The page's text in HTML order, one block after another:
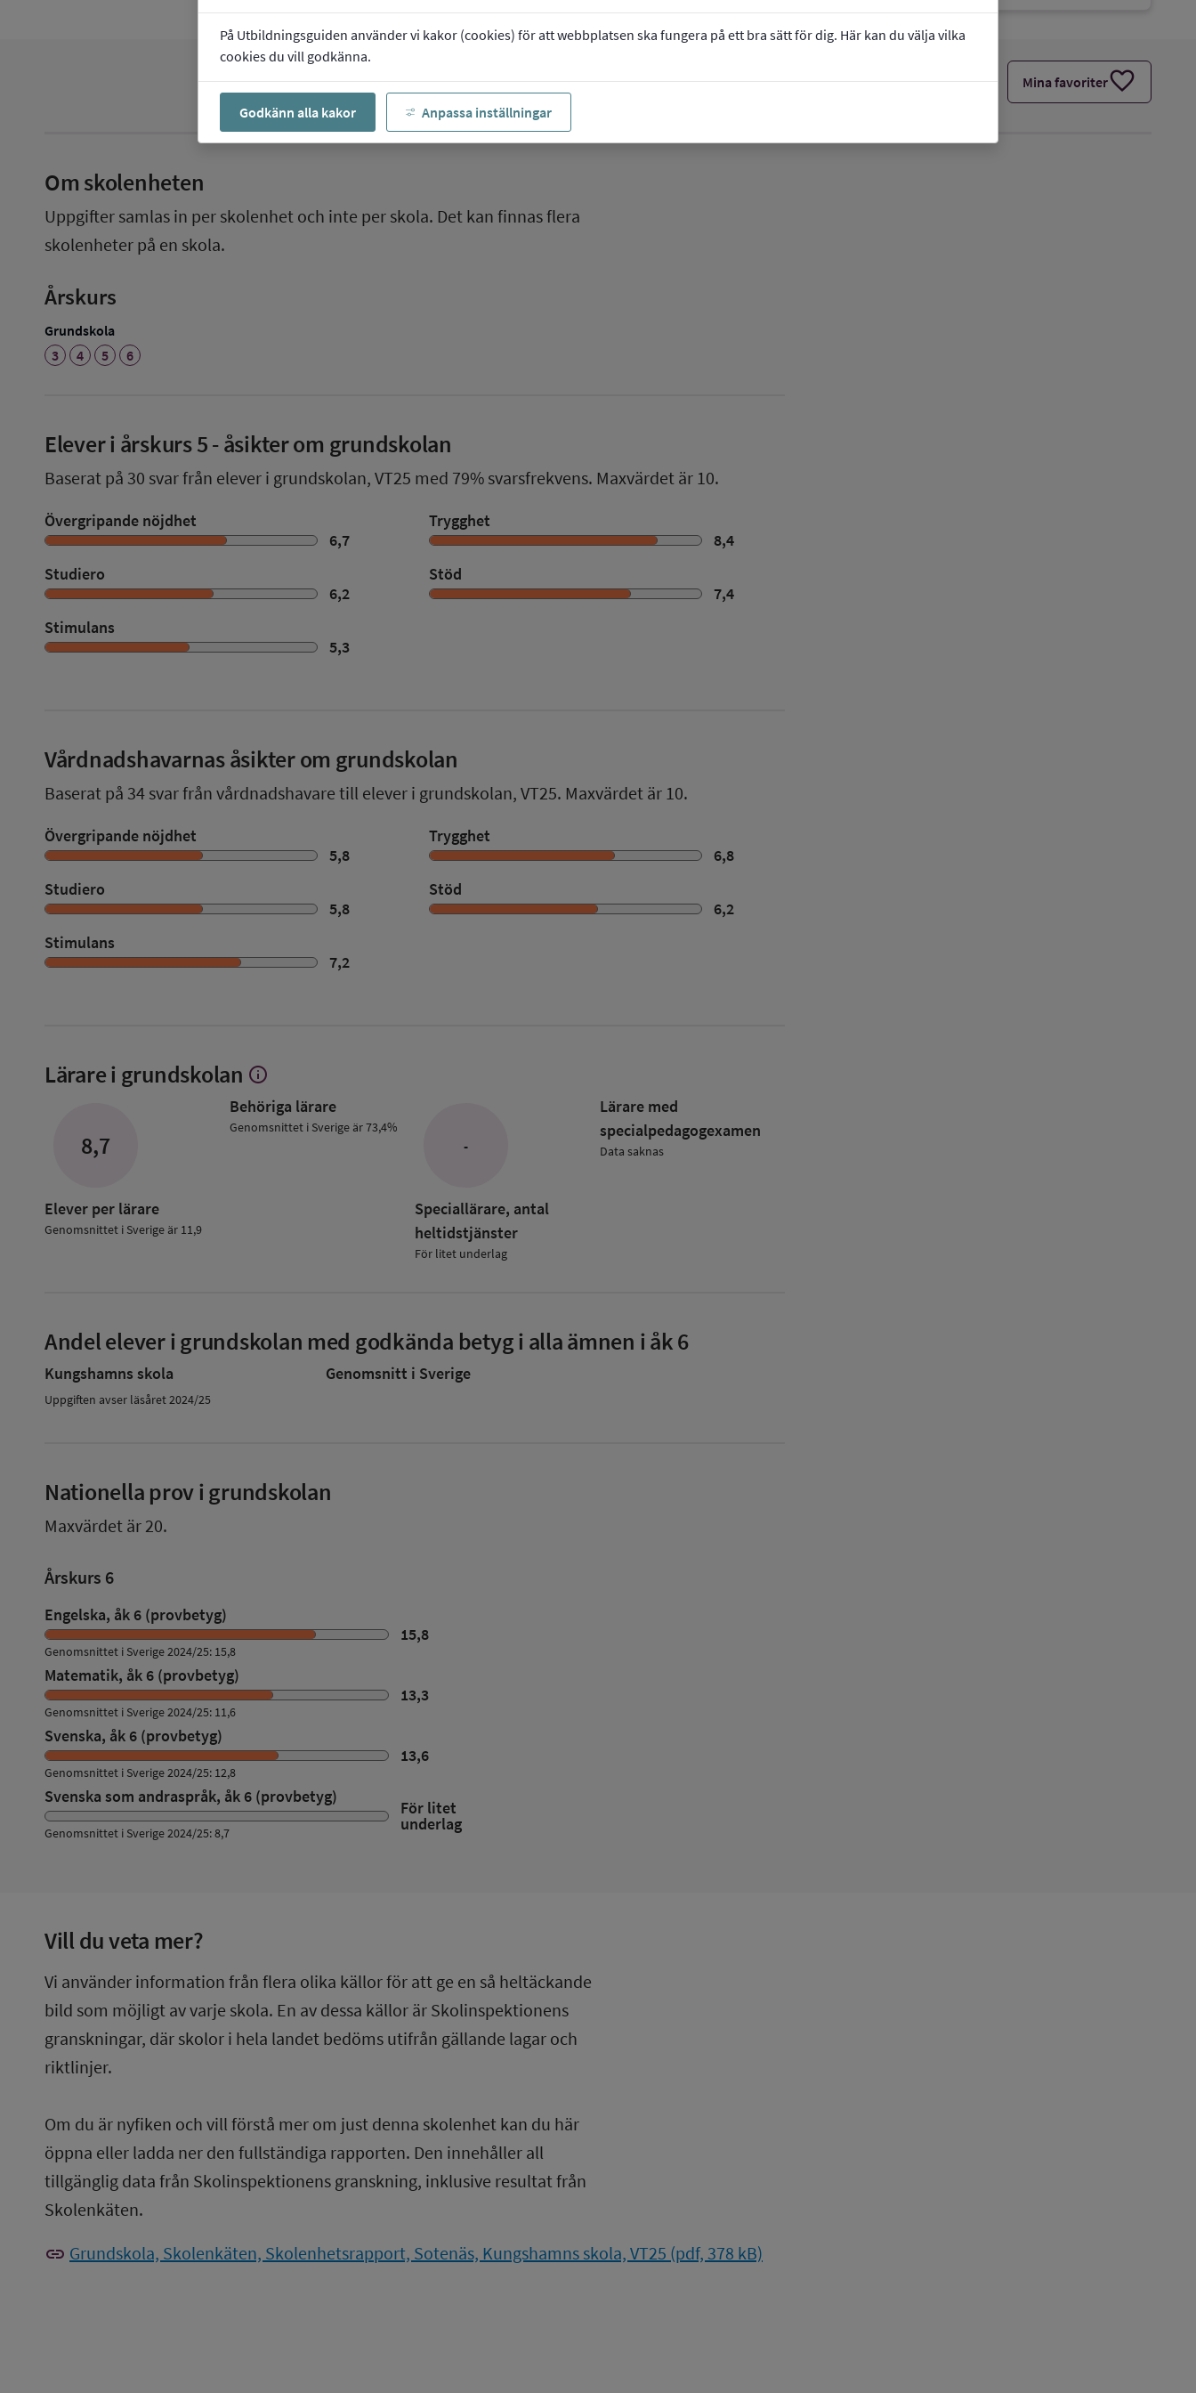
På Utbildningsguiden använder vi kakor (cookies) för att webbplatsen ska fungera på ett bra sätt för dig. Här kan du välja vilka
cookies du vill godkänna.
Godkänn alla kakor Anpassa inställningar
Mina favoriterfavorite
Om skolenheten
Uppgifter samlas in per skolenhet och inte per skola. Det kan finnas flera
skolenheter på en skola.
Årskurs
Grundskola
3
4 5 6
Elever i årskurs 5- åsikter om grundskolan
Baserat på 30 svar från elever i grundskolan, VT25 med 79% svarsfrekvens. Maxvärdet är 10.
Övergripande nöjdhet
6,7
Trygghet
8,4
Studiero
6,2
Stöd
7,4
Stimulans
5,3
Vårdnadshavarnas åsikter om grundskolan
Baserat på 34 svar från vårdnadshavare till elever i grundskolan, VT25. Maxvärdet är 10.
Övergripande nöjdhet
5,8
Trygghet
6,8
Studiero
5,8
Stöd
6,2
Stimulans
7,2
Lärare i grundskolan Visa
om
Lärare
info
8,7
Elever per lärare
Genomsnittet i Sverige är 11,9
Behöriga lärare
Genomsnittet i Sverige är 73,4%
-
Speciallärare, antal
heltidstjänster
För litet underlag
Lärare med
specialpedagog­examen
Data saknas
Andel elever i grundskolan med godkända betyg i alla ämnen i åk 6
Kungshamns skola Genomsnitt i Sverige
Uppgiften avser läsåret 2024/25
Nationella prov i grundskolan
Maxvärdet är 20.
Årskurs 6
Engelska, åk 6 (provbetyg)
15,8
Genomsnittet i Sverige 2024/25: 15,8
Matematik, åk 6 (provbetyg)
13,3
Genomsnittet i Sverige 2024/25: 11,6
Svenska, åk 6 (provbetyg)
13,6
Genomsnittet i Sverige 2024/25: 12,8
Svenska som andraspråk, åk 6 (provbetyg)
För litet
underlag
Genomsnittet i Sverige 2024/25: 8,7
Vill du veta mer?
Vi använder information från flera olika källor för att ge en så heltäckande
bild som möjligt av varje skola. En av dessa källor är Skolinspektionens
granskningar, där skolor i hela landet bedöms utifrån gällande lagar och
riktlinjer.
Om du är nyfiken och vill förstå mer om just denna skolenhet kan du här
öppna eller ladda ner den fullständiga rapporten. Den innehåller all
tillgänglig data från Skolinspektionens granskning, inklusive resultat från
Skolenkäten.
link Grundskola, Skolenkäten, Skolenhetsrapport, Sotenäs, Kungshamns skola, VT25 (pdf, 378 kB)